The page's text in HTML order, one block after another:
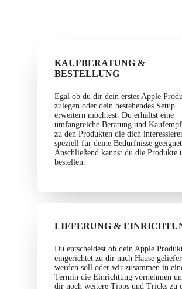
KAUFBERATUNG &
BESTELLUNG
Egal ob du dir dein erstes Apple
zulegen oder dein bestehendes Setup
erweitern möchtest. Du erhältst eine
umfangreiche Beratung und
zu den Produkten die dich
speziell für deine Bedürfnisse geeignet
Anschließend kannst du die Produkte
bestellen.
LIEFERUNG &
Du entscheidest ob dein Apple
eingerichtet zu dir nach Hause
werden soll oder wir zusammen in
Termin die Einrichtung vornehmen
dir noch weitere Tipps und Tricks zu